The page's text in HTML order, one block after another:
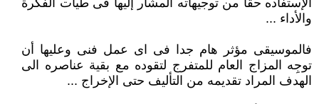
الإستفاده حقا من توجيهاته المشار إليها فى طيات الفكرة
والأداء ...
فالموسيقى مؤثر هام جدا فى اى عمل فنى وعليها أن
توجِه المزاج العام للمتفرج لتقوده مع بقية عناصره الى
الهدف المراد تقديمه من التأليف حتى الإخراج ...